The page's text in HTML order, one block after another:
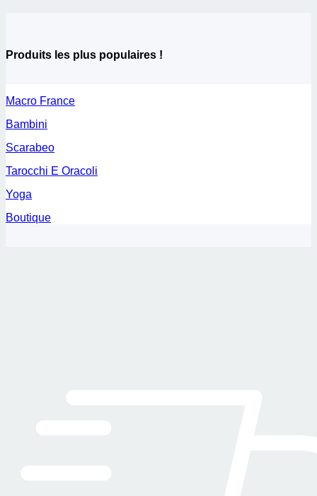
Produits les plus populaires !
Macro France
Bambini
Scarabeo
Tarocchi E Oracoli
Yoga
Boutique